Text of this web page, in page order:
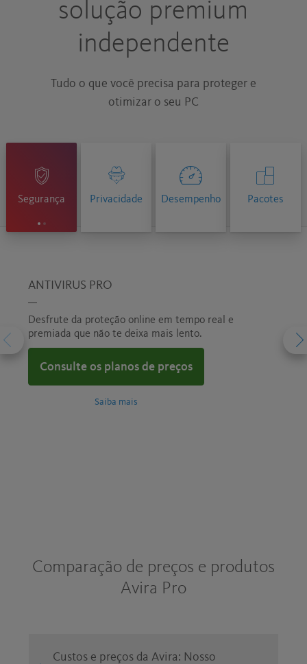
solução premium
independente
Tudo o que você precisa para proteger e
otimizar o seu PC
Segurança Privacidade Desempenho Pacotes
ANTIVIRUS PRO
Desfrute da proteção online em tempo real e
premiada que não te deixa mais lento.
Consulte os planos de preços
Saiba mais
seu
Comparação de preços e produtos
Avira Pro
Custos e preços da Avira: Nosso